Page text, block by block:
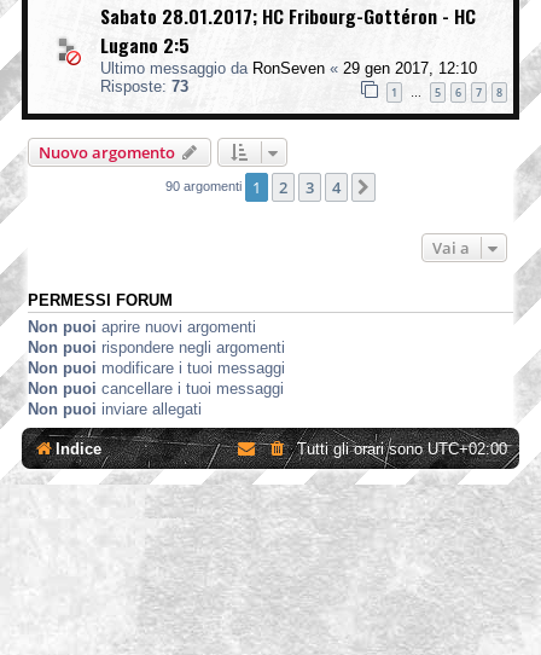
Sabato 28.01.2017; HC Fribourg-Gottéron - HC
Lugano 2:5
Ultimo messaggio da RonSeven « 29 gen 2017, 12:10
Risposte: 73 1 … 5 6 7 8
Nuovo argomento
90 argomenti 1 2 3 4
Vai a
PERMESSI FORUM
Non puoi aprire nuovi argomenti
Non puoi rispondere negli argomenti
Non puoi modificare i tuoi messaggi
Non puoi cancellare i tuoi messaggi
Non puoi inviare allegati
Indice Tutti gli orari sonoUTC+02:00